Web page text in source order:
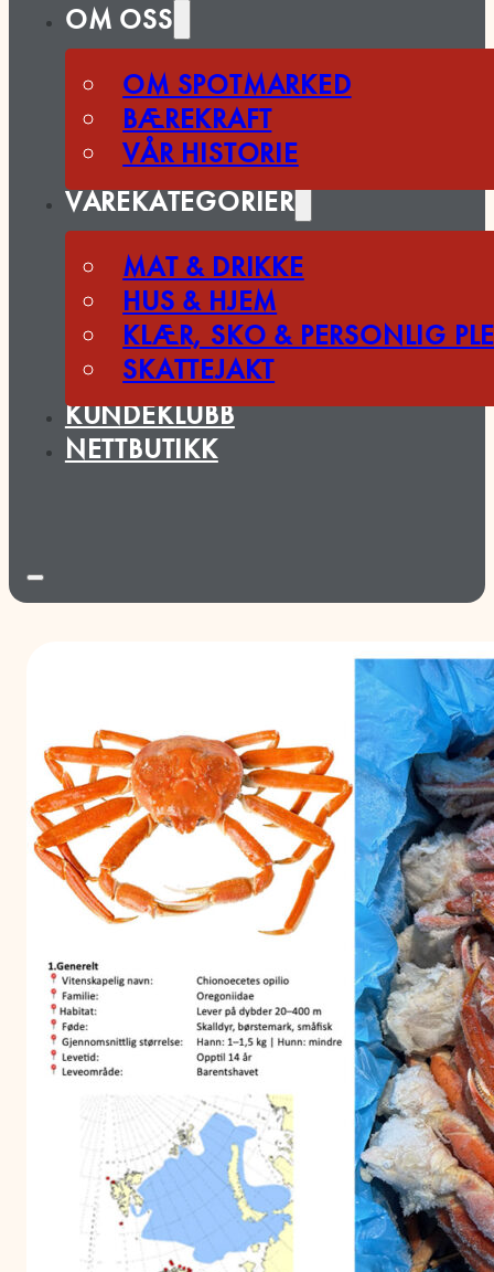
OM OSS
OM SPOTMARKED
BÆREKRAFT
VÅR HISTORIE
VAREKATEGORIER
MAT & DRIKKE
HUS & HJEM
KLÆR, SKO & PERSONLIG
SKATTEJAKT
KUNDEKLUBB
NETTBUTIKK